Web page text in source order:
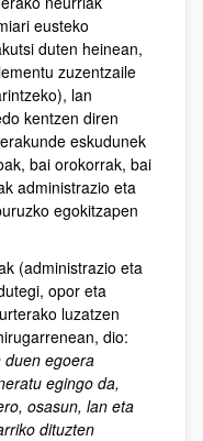
eusteko
duten heinean,
zuzentzaile
lan
kentzen diren
eskudunek
bai orokorrak, bai
administrazio eta
egokitzapen
(administrazio eta
opor eta
luzatzen
dio:
duen egoera
egingo da,
osasun, lan eta
dituzten